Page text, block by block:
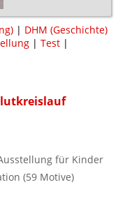
| DHM (Geschichte)
| Test |
für Kinder
(59 Motive)